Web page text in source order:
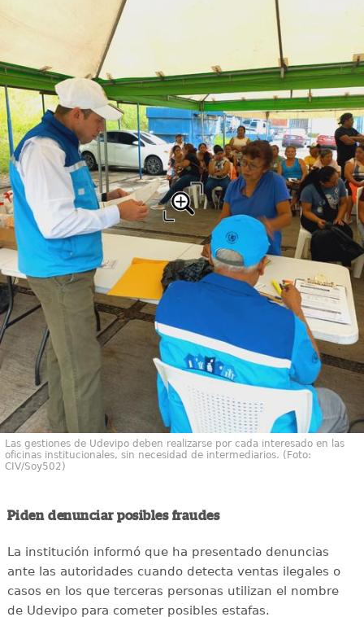
Las gestiones de Udevipo deben realizarse por cada interesado en las
oficinas institucionales, sin necesidad de intermediarios. (Foto:
CIV/Soy502)
Piden denunciar posibles fraudes
La institución informó que ha presentado denuncias
ante las autoridades cuando detecta ventas ilegales o
casos en los que terceras personas utilizan el nombre
de Udevipo para cometer posibles estafas.